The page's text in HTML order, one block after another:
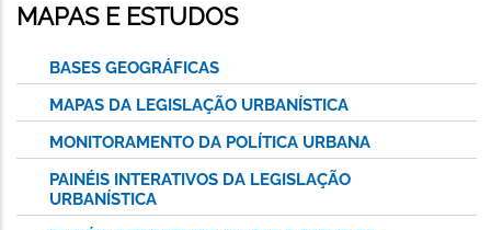
MAPAS E ESTUDOS
BASES GEOGRÁFICAS
MAPAS DA LEGISLAÇÃO URBANÍSTICA
MONITORAMENTO DA POLÍTICA URBANA
PAINÉIS INTERATIVOS DA LEGISLAÇÃO
URBANÍSTICA